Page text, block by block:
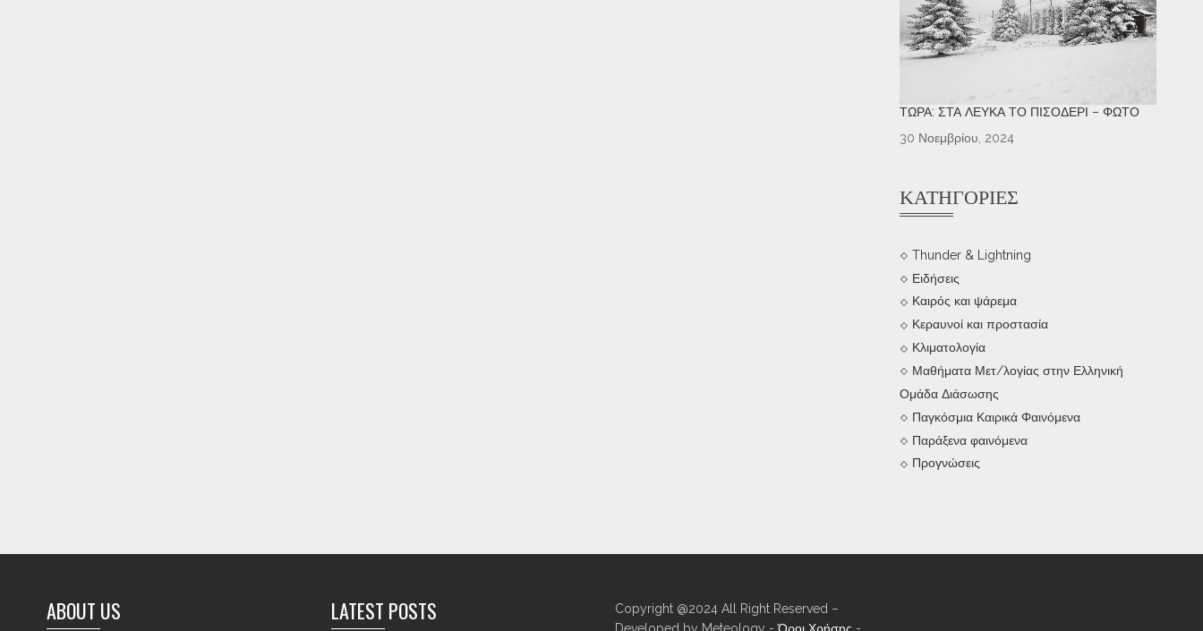
ΤΏΡΑ: ΣΤΑ ΛΕΥΚΆ ΤΟ ΠΙΣΟΔΈΡΙ – ΦΩΤΌ
30 Νοεμβρίου, 2024
ΚΑΤΗΓΟΡΊΕΣ
Thunder & Lightning
Ειδήσεις
Καιρός και ψάρεμα
Κεραυνοί και προστασία
Κλιματολογία
Μαθήματα Μετ/λογίας στην Ελληνική
Ομάδα Διάσωσης
Παγκόσμια Καιρικά Φαινόμενα
Παράξενα φαινόμενα
Προγνώσεις
ABOUT US LATEST POSTS
Copyright @2024 All Right Reserved –